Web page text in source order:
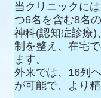
当クリニックに
つ6名を含む8名
神科(認知症診療)
制を整え、在宅
ます。
外来では、16列
が可能で、より